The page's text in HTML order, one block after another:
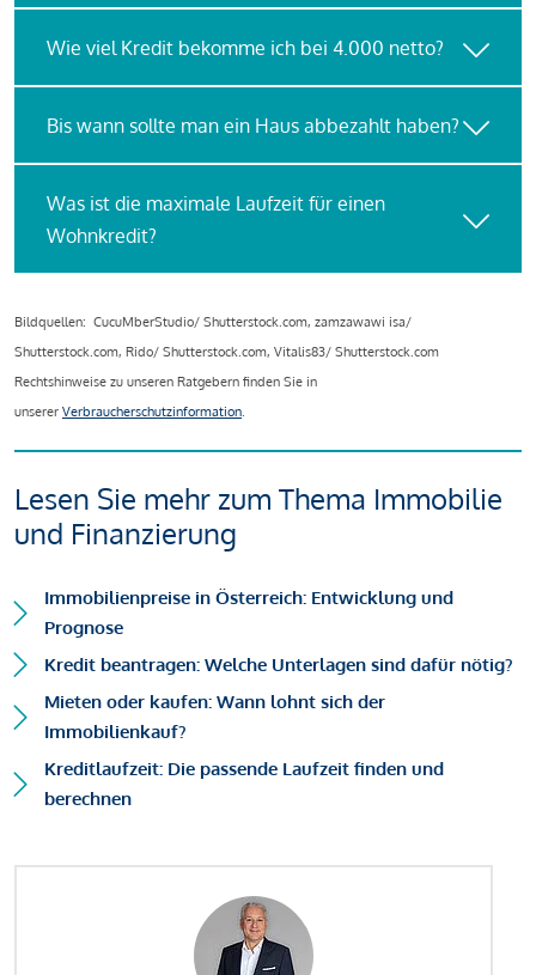
Wie viel Kredit bekomme ich bei 4.000 netto?
Bis wann sollte man ein Haus abbezahlt haben?
Was ist die maximale Laufzeit für einen
Wohnkredit?
Bildquellen: CucuMberStudio/ Shutterstock.com, zamzawawi isa/
Shutterstock.com, Rido/ Shutterstock.com, Vitalis83/ Shutterstock.com
Rechtshinweise zu unseren Ratgebern finden Sie in
unserer Verbraucherschutzinformation.
Lesen Sie mehr zum Thema Immobilie
und Finanzierung
Immobilienpreise in Österreich: Entwicklung und
Prognose
Kredit beantragen: Welche Unterlagen sind dafür nötig?
Mieten oder kaufen: Wann lohnt sich der
Immobilienkauf?
Kreditlaufzeit: Die passende Laufzeit finden und
berechnen